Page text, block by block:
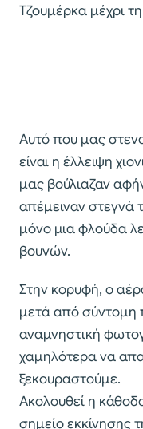
Τζουμέρκα μέχρι
Αυτό που μας
είναι η έλλειψη
μας βούλιαζαν
απέμειναν στεγνά
μόνο μια φλούδα
βουνών.
Στην κορυφή, ο
μετά από σύντομη
αναμνηστική
χαμηλότερα να
ξεκουραστούμε.
Ακολουθεί η
σημείο εκκίνησης